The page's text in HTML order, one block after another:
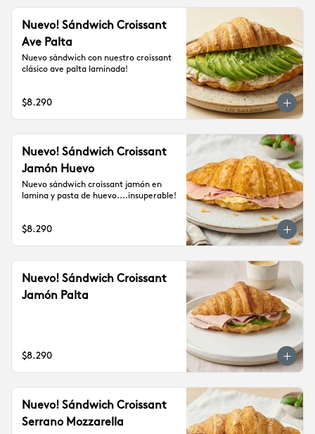
Nuevo! Sándwich Croissant
Ave Palta
Nuevo sándwich con nuestro croissant
clásico ave palta laminada!
$8.290
Nuevo! Sándwich Croissant
Jamón Huevo
Nuevo sándwich croissant jamón en
lamina y pasta de huevo....insuperable!
$8.290
Nuevo! Sándwich Croissant
Jamón Palta
$8.290
Nuevo! Sándwich Croissant
Serrano Mozzarella